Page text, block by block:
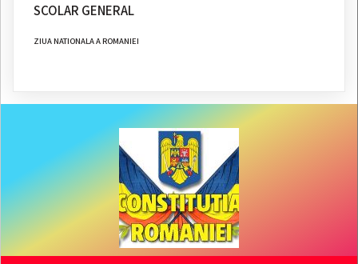
SCOLAR GENERAL
ZIUA NATIONALA A ROMANIEI